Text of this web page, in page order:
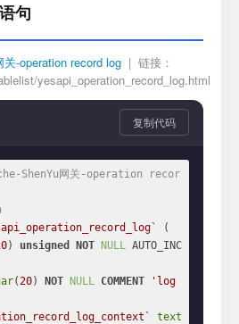
句
-operation record log | 链接：
yesapi_operation_record_log.html
复制代码
ShenYu网关-operation recor
(
) unsigned NOT NULL AUTO_INC
(20) NOT NULL COMMENT
'log
text